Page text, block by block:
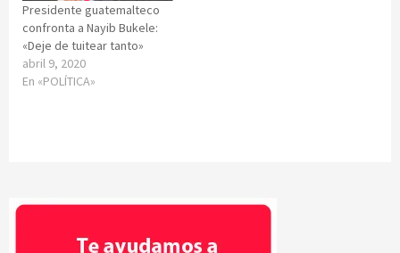
Presidente guatemalteco
confronta a Nayib Bukele:
«Deje de tuitear tanto»
abril 9, 2020
En «POLÍTICA»